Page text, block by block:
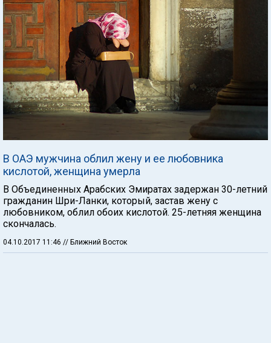
В ОАЭ мужчина облил жену и ее любовника
кислотой, женщина умерла
В Объединенных Арабских Эмиратах задержан 30-летний
гражданин Шри-Ланки, который, застав жену с
любовником, облил обоих кислотой. 25-летняя женщина
скончалась.
04.10.2017 11:46 // Ближний Восток